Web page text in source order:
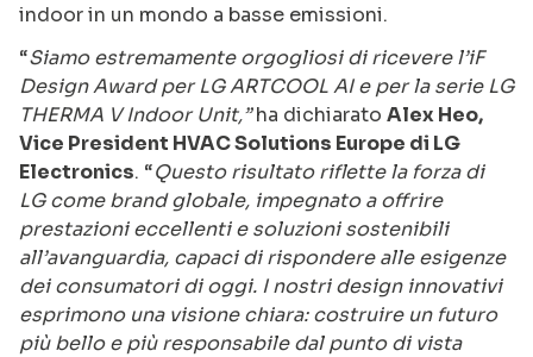
indoor in un mondo a basse emissioni.
“Siamo estremamente orgogliosi di ricevere l’iF
Design Award per LG ARTCOOL AI e per la serie LG
THERMA V Indoor Unit,”ha dichiarato Alex Heo,
Vice President HVAC Solutions Europe di LG
Electronics. “Questo risultato riflette la forza di
LG come brand globale, impegnato a offrire
prestazioni eccellenti e soluzioni sostenibili
all’avanguardia, capaci di rispondere alle esigenze
dei consumatori di oggi. I nostri design innovativi
esprimono una visione chiara: costruire un futuro
più bello e più responsabile dal punto di vista